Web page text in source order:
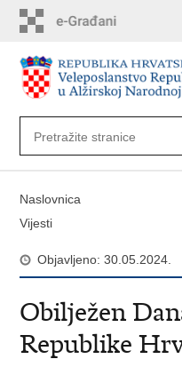
sadržaj
Naslovnica
Vijesti
Objavljeno: 30.05.2024.
Obilježen
Republike